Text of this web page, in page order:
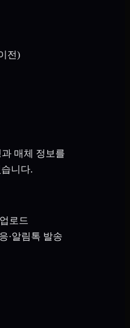
전)
매체 정보를
니다.
로드
·알림톡 발송